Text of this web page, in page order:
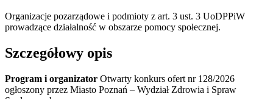
Organizacje pozarządowe i podmioty z art. 3 ust. 3 UoDPPiW
prowadzące działalność w obszarze pomocy społecznej.
Szczegółowy opis
Program i organizator Otwarty konkurs ofert nr 128/2026
ogłoszony przez Miasto Poznań – Wydział Zdrowia i Spraw